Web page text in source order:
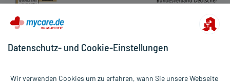
Datenschutz- und Cookie-Einstellungen
Wir verwenden Cookies um zu erfahren, wann Sie unsere Webseite